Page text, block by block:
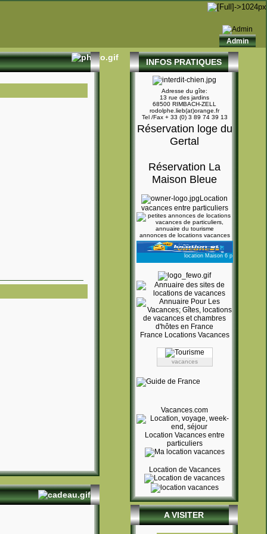
Admin
INFOS PRATIQUES
Adresse du gîte:
13 rue des jardins
68500 RIMBACH-ZELL
rodolphe.lieb(at)orange.fr
Tel /Fax + 33 (0) 3 89 74 39 13
Réservation loge du
Gertal
Réservation La
Maison Bleue
Location
vacances entre particuliers
annonces de locations vacances
location Maison 6 personnes
France Locations Vacances
Location
vacances
particulier.
Location vacances
Chambre d'hôtes
Gîtes de France
Hôtel
Station de ski
Petites annonces
Holidays rental
Vakantiehuizen
Vermietung
Affitto Vacanze
Alquiler Vacaciones
Vacances
Vacances.com
Location Vacances entre
particuliers
Location de Vacances
A VISITER